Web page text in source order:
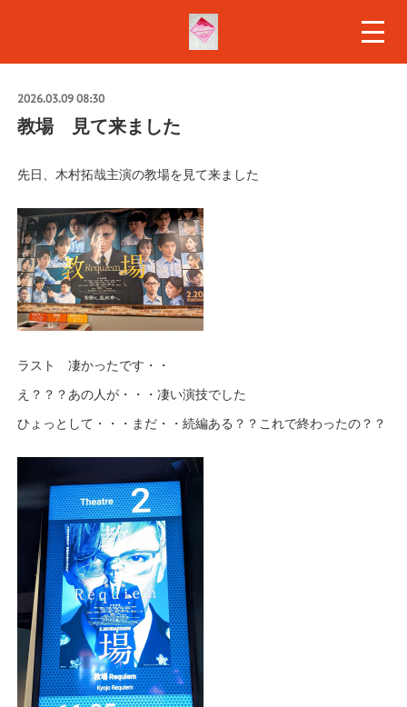
2026.03.09 08:30
教場 見て来ました
先日、木村拓哉主演の教場を見て来ました
ラスト 凄かったです・・
え？？？あの人が・・・凄い演技でした
ひょっとして・・・まだ・・続編ある？？これで終わったの？？